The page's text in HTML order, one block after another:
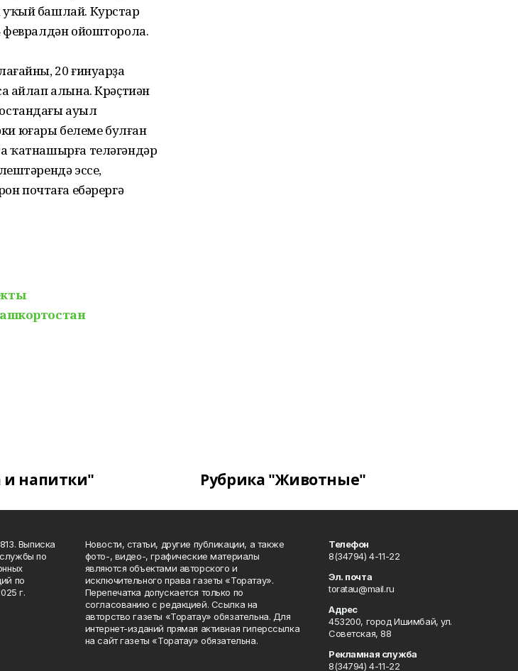
башлай. Курстар
февралдән ойошторола.
20 ғинуарҙа
һайлап алына. Крәҫтиән
ауыл
юғары белеме булған
ҡатнашырға теләгәндәр
эссе,
почтаға ебәрергә
и напитки" Рубрика "Животные"
Выписка
по
по
г.
Новости, статьи, другие публикации, а также
фото-, видео-, графические материалы
являются объектами авторского и
исключительного права газеты «Торатау».
Перепечатка допускается только по
согласованию с редакцией. Ссылка на
авторство газеты «Торатау» обязательна. Для
интернет-изданий прямая активная гиперссылка
на сайт газеты «Торатау» обязательна.
Телефон
8(34794) 4-11-22
Эл. почта
toratau@mail.ru
Адрес
453200, город Ишимбай, ул.
Советская, 88
Рекламная служба
8(34794) 4-11-22